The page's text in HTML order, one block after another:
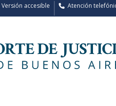
Atención
Versión accesible